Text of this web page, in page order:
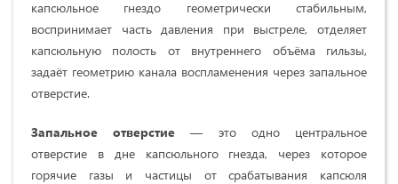
капсюльное гнездо геометрически стабильным,
воспринимает часть давления при выстреле, отделяет
капсюльную полость от внутреннего объёма гильзы,
задаёт геометрию канала воспламенения через запальное
отверстие.
Запальное отверстие — это одно центральное
отверстие в дне капсюльного гнезда, через которое
горячие газы и частицы от срабатывания капсюля